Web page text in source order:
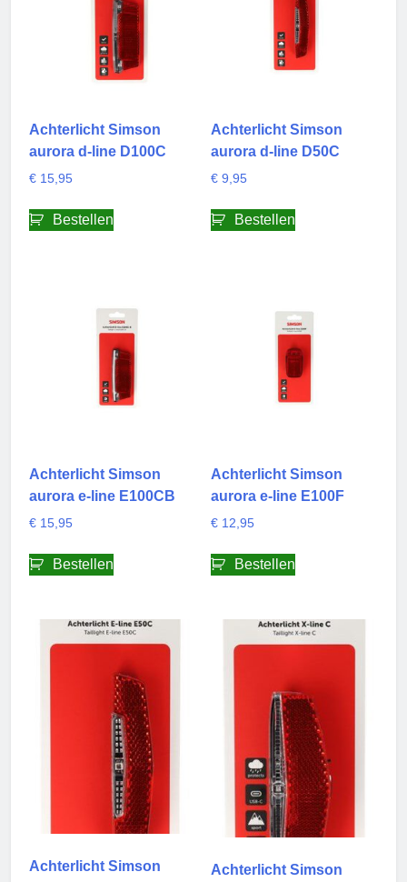
Achterlicht Simson
aurora d-line D100C
€ 15,95
Bestellen
Achterlicht Simson
aurora d-line D50C
€9,95
Bestellen
Achterlicht Simson
aurora e-line E100CB
€ 15,95
Bestellen
Achterlicht Simson
aurora e-line E100F
€12,95
Bestellen
Achterlicht Simson
Achterlicht Simson